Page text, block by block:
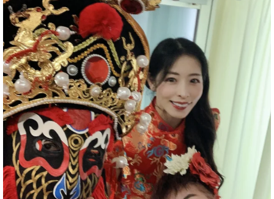
お疲れ様です
YouTubeを更新しました
https://youtu.be/9Vo2WgtDLME @YouTube
#企業公式がお疲れ様を言い合う
#チャンネル登録おねがいします
#愛媛県
#新居浜市
#幸福駅
#別子銅山
#鉱山観光列車
#四国
#愛媛観光
#旅行